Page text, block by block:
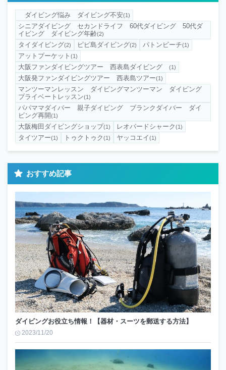
ダイビング悩み ダイビング不安(1)
シニアダイビング セカンドライフ 60代ダイビング 50代ダ
イビング ダイビング年齢(2)
タイダイビング(2) ピピ島ダイビング(2) パトンビーチ(1)
アットプーケット (1)
大阪ファンダイビングツアー 西表島ダイビング (1)
大阪発ファンダイビングツアー 西表島ツアー(1)
マンツーマンレッスン ダイビングマンツーマン ダイビング
プライベートレッスン(1)
パパママダイバー 親子ダイビング ブランクダイバー ダイ
ビング再開(1)
大阪梅田ダイビングショップ(1) レオパードシャーク(1)
タイツアー(1) トゥクトゥク(1) ヤッコエイ(1)
おすすめ記事
ダイビングお役立ち情報！【器材・スーツを郵送する方法】
2023/11/20